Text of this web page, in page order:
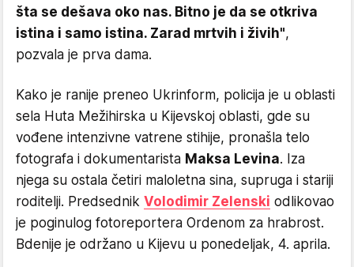
šta se dešava oko nas. Bitno je da se otkriva
istina i samo istina. Zarad mrtvih i živih",
pozvala je prva dama.
Kako je ranije preneo Ukrinform, policija je u oblasti
sela Huta Mežihirska u Kijevskoj oblasti, gde su
vođene intenzivne vatrene stihije, pronašla telo
fotografa i dokumentarista Maksa Levina. Iza
njega su ostala četiri maloletna sina, supruga i stariji
roditelji. Predsednik Volodimir Zelenski odlikovao
je poginulog fotoreportera Ordenom za hrabrost.
Bdenije je održano u Kijevu u ponedeljak, 4. aprila.